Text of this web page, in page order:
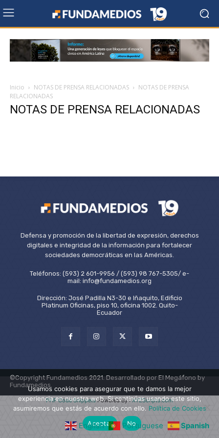
Inicio NOTAS DE PRENSA RELACIONADAS
NOTAS DE PRENSA
RELACIONADAS
NOTAS DE PRENSA RELACIONADAS
Defensa y promoción de la libertad de expresión, derechos
digitales e integridad de la información para fortalecer
sociedades democráticas en las Américas.
Teléfonos: (593) 2 601-9956 / (593) 98 767-5305/ e-
mail: info@fundamedios.org
Dirección: José Padilla N3-30 e Iñaquito, Edificio
Platinum Oficinas, piso 10, oficina 1002. Quito-
Ecuador
©Copyright Fundamedios 2021. Desarrollado por El Megáfono by
Fundamedios.
English Portuguese Spanish
PHP Code SnippetsPowered By :XYZScripts.com
Usamos cookies para asegurar que te damos la mejor
experiencia en nuestra web. Si continúas usando este sitio,
asumiremos que estás de acuerdo con ello. Política de Cookies
Aceptar
No